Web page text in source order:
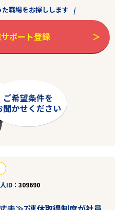
職場をお探しします
ポート登録
ID 309690